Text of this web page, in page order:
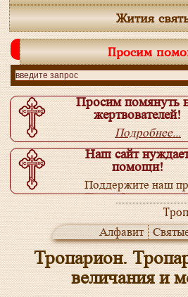
Жития
Просим
Просим помянуть
жертвователей!
Подробнее...
Наш сайт
помощи!
Поддержите наш
Подробнее...
Алфавит
Тропарион.
величания и